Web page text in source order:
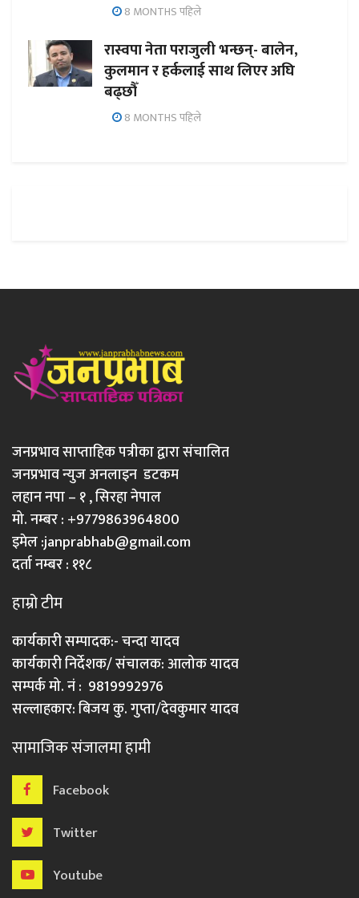
8 MONTHS पहिले
रास्वपा नेता पराजुली भन्छन्- बालेन,
कुलमान र हर्कलाई साथ लिएर अघि
बढ्छौँ
8 MONTHS पहिले
जनप्रभाव साप्ताहिक पत्रीका द्वारा संचालित
जनप्रभाव न्युज अनलाइन डटकम
लहान नपा – १ , सिरहा नेपाल
मो. नम्बर : +9779863964800
इमेल :janprabhab@gmail.com
दर्ता नम्बर : ११८
हाम्रो टीम
कार्यकारी सम्पादक:- चन्दा यादव
कार्यकारी निर्देशक/ संचालक: आलोक यादव
सम्पर्क मो. नं : 9819992976
सल्लाहकार: बिजय कु. गुप्ता/देवकुमार यादव
सामाजिक संजालमा हामी
Facebook
Twitter
Youtube